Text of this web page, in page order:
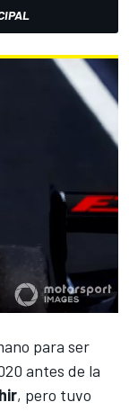
para ser
antes de la
, pero tuvo